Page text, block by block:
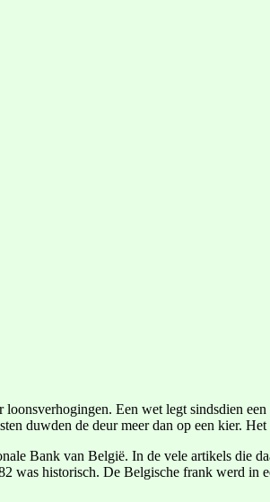
Een wet legt sindsdien
duwden de deur meer dan op een kier.
Bank van België. In de vele artikels die
was historisch. De Belgische frank werd